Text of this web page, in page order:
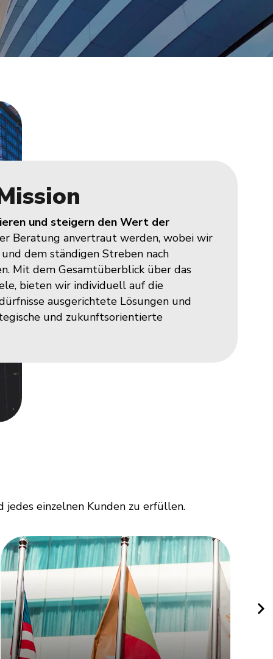
und steigern den Wert der
Beratung anvertraut werden, wobei wir
dem ständigen Streben nach
Mit dem Gesamtüberblick über das
bieten wir individuell auf die
ausgerichtete Lösungen und
und zukunftsorientierte
einzelnen Kunden zu erfüllen.